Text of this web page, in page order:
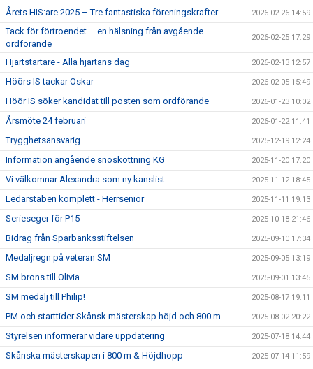
Årets HIS:are 2025 – Tre fantastiska föreningskrafter 2026-02-26 14:59
Tack för förtroendet – en hälsning från avgående
ordförande
2026-02-25 17:29
Hjärtstartare - Alla hjärtans dag 2026-02-13 12:57
Höörs IS tackar Oskar 2026-02-05 15:49
Höör IS söker kandidat till posten som ordförande 2026-01-23 10:02
Årsmöte 24 februari 2026-01-22 11:41
Trygghetsansvarig 2025-12-19 12:24
Information angående snöskottning KG 2025-11-20 17:20
Vi välkomnar Alexandra som ny kanslist 2025-11-12 18:45
Ledarstaben komplett - Herrsenior 2025-11-11 19:13
Serieseger för P15 2025-10-18 21:46
Bidrag från Sparbanksstiftelsen 2025-09-10 17:34
Medaljregn på veteran SM 2025-09-05 13:19
SM brons till Olivia 2025-09-01 13:45
SM medalj till Philip! 2025-08-17 19:11
PM och starttider Skånsk mästerskap höjd och 800 m 2025-08-02 20:22
Styrelsen informerar vidare uppdatering 2025-07-18 14:44
Skånska mästerskapen i 800 m & Höjdhopp 2025-07-14 11:59